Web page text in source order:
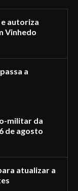
autoriza
Vinhedo
a
militar da
de agosto
atualizar a